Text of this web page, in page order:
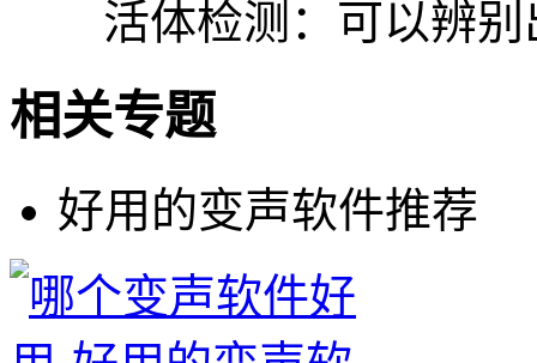
活体检测：可以辨别
相关专题
好用的变声软件推荐